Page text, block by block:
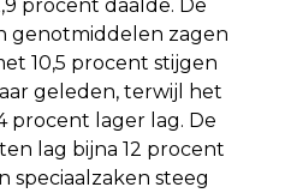
procent daalde. De
genotmiddelen zagen
10,5 procent stijgen
geleden, terwijl het
procent lager lag. De
lag bijna 12 procent
speciaalzaken steeg